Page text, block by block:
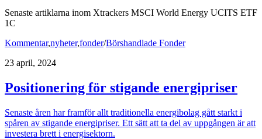
Senaste artiklarna inom Xtrackers MSCI World Energy UCITS ETF
1C
Kommentar,nyheter,fonder/Börshandlade Fonder
23 april, 2024
Positionering för stigande energipriser
Senaste åren har framför allt traditionella energibolag gått starkt i
spåren av stigande energipriser. Ett sätt att ta del av uppgången är att
investera brett i energisektorn.